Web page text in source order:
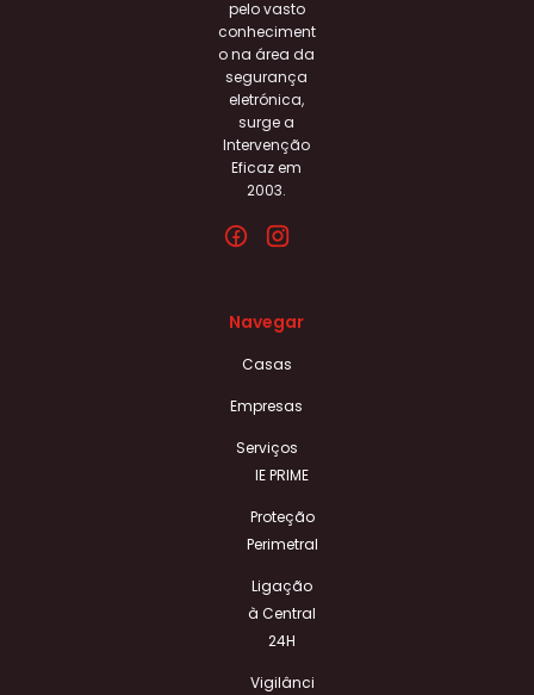
pelo vasto
conheciment
o na área da
segurança
eletrónica,
surge a
Intervenção
Eficaz em
2003.
Navegar
Casas
Empresas
Serviços
IE PRIME
Proteção
Perimetral
Ligação
à Central
24H
Vigilânci